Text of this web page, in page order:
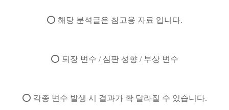
⭕ 해당 분석글은 참고용 자료 입니다.
⭕ 퇴장 변수 / 심판 성향 / 부상 변수
⭕ 각종 변수 발생 시 결과가 확 달라질 수 있습니다.